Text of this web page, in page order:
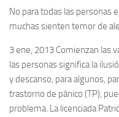
No para todas las personas
muchas sienten temor de
3 ene, 2013 Comienzan las
las personas significa la
y descanso, para algunos,
trastorno de pánico (TP),
problema. La licenciada